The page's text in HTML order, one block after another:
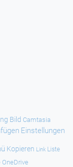
Bild Camtasia
Einstellungen
Kopieren Link Liste
OneDrive